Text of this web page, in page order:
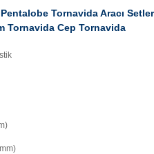
Tornavida Aracı
Tornavida Cep Tornavida